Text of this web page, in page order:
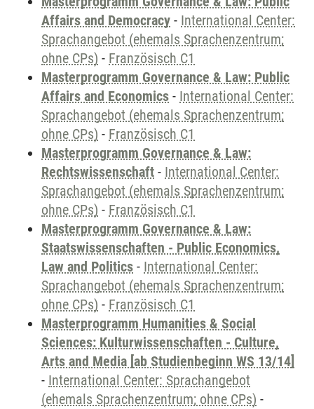
Affairs and Democracy - International Center:
Sprachangebot (ehemals Sprachenzentrum;
ohne CPs) - Französisch C1
Masterprogramm Governance & Law: Public
Affairs and Economics - International Center:
Sprachangebot (ehemals Sprachenzentrum;
ohne CPs) - Französisch C1
Masterprogramm Governance & Law:
Rechtswissenschaft - International Center:
Sprachangebot (ehemals Sprachenzentrum;
ohne CPs) - Französisch C1
Masterprogramm Governance & Law:
Staatswissenschaften - Public Economics,
Law and Politics - International Center:
Sprachangebot (ehemals Sprachenzentrum;
ohne CPs) - Französisch C1
Masterprogramm Humanities & Social
Sciences: Kulturwissenschaften - Culture,
Arts and Media [ab Studienbeginn WS 13/14]
- International Center: Sprachangebot
(ehemals Sprachenzentrum; ohne CPs) -